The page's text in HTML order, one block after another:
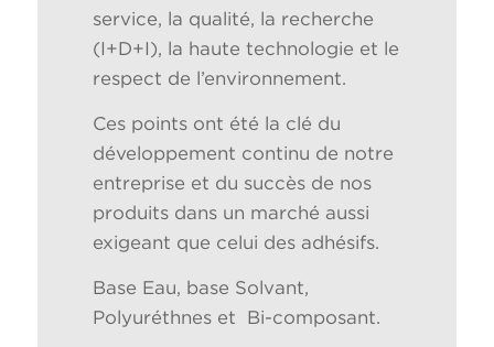
service, la qualité, la recherche
(I+D+I), la haute technologie et le
respect de l’environnement.
Ces points ont été la clé du
développement continu de notre
entreprise et du succès de nos
produits dans un marché aussi
exigeant que celui des adhésifs.
Base Eau, base Solvant,
Polyuréthnes et Bi-composant.